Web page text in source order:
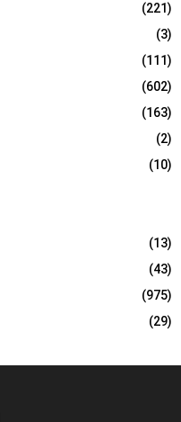
(221)
(3)
(111)
(602)
(163)
(2)
(10)
(13)
(43)
(975)
(29)